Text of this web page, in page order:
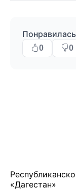
0 0
«Дагестан»